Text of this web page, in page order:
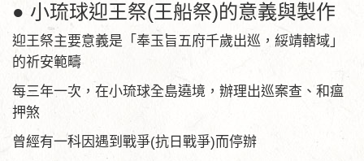
● 小琉球迎王祭(王船祭)的意義與製作
迎王祭主要意義是「奉玉旨五府千歲出巡，綏靖轄域」
的祈安範疇
每三年一次，在小琉球全島遶境，辦理出巡案查、和瘟
押煞
曾經有一科因遇到戰爭(抗日戰爭)而停辦